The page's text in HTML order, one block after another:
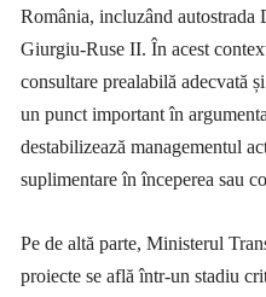
România, incluzând
Giurgiu-Ruse II. În acest
consultare prealabilă adecvată
un punct important în
destabilizează managementul
suplimentare în începerea sau
Pe de altă parte, Ministerul
proiecte se află într-un stadiu